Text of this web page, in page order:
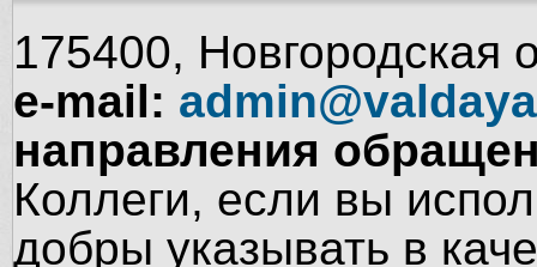
175400, Новгородская
e-mail:
направления
Коллеги, если вы
добры указывать в